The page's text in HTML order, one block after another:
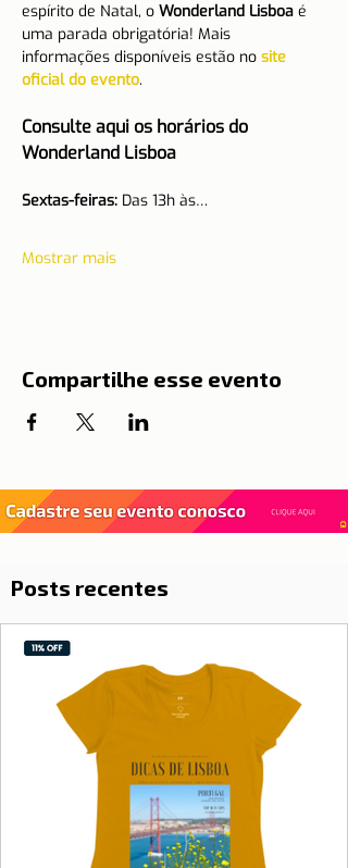
espírito de Natal, o Wonderland Lisboa é
uma parada obrigatória! Mais
informações disponíveis estão no site
oficial do evento.
Consulte aqui os horários do
Wonderland Lisboa
Sextas-feiras: Das 13h às…
Mostrar mais
Compartilhe esse evento
Posts recentes